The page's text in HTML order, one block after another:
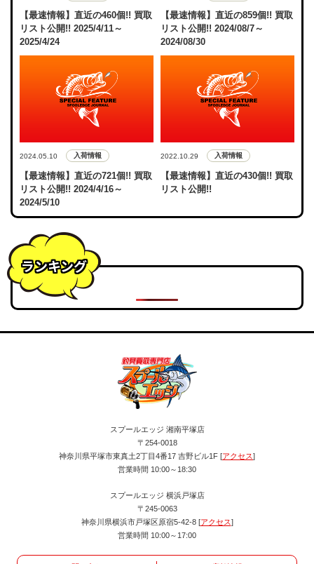
【最速情報】直近の460個!! 買取
リスト公開!! 2025/4/11～
2025/4/24
【最速情報】直近の859個!! 買取
リスト公開!! 2024/08/7～
2024/08/30
2024.05.10 入荷情報
【最速情報】直近の721個!! 買取
リスト公開!! 2024/4/16～
2024/5/10
2022.10.29 入荷情報
【最速情報】直近の430個!! 買取
リスト公開!!
ランキング
スプールエッジ 湘南平塚店
〒254-0018
神奈川県平塚市東真土2丁目4番17 吉野ビル1F [アクセス]
営業時間 10:00～18:30
スプールエッジ 横浜戸塚店
〒245-0063
神奈川県横浜市戸塚区原宿5-42-8 [アクセス]
営業時間 10:00～17:00